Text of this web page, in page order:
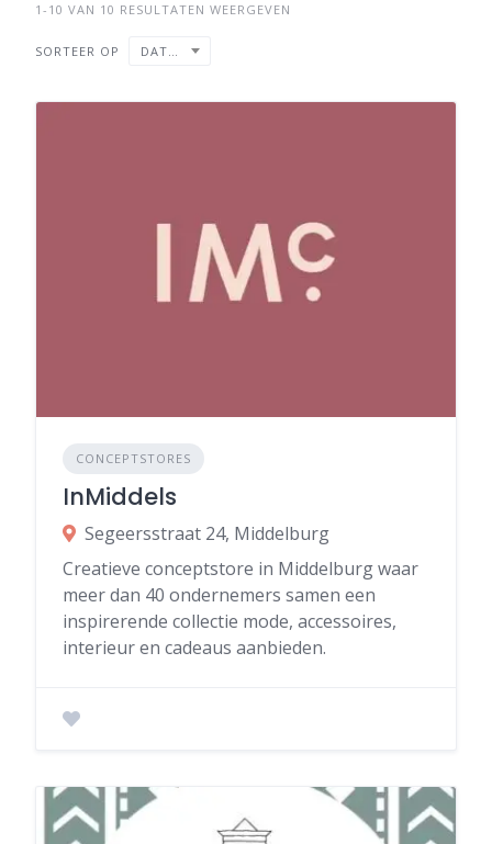
1-10 VAN 10 RESULTATEN WEERGEVEN
SORTEER OP DATUM
CONCEPTSTORES
InMiddels
Segeersstraat 24, Middelburg
Creatieve conceptstore in Middelburg waar
meer dan 40 ondernemers samen een
inspirerende collectie mode, accessoires,
interieur en cadeaus aanbieden.